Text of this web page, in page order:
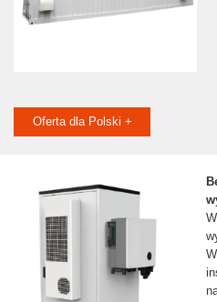
Oferta dla Polski +